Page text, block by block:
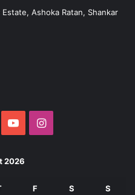
Ashoka Ratan, Shankar
YouTubeInstagram
2026
F S S